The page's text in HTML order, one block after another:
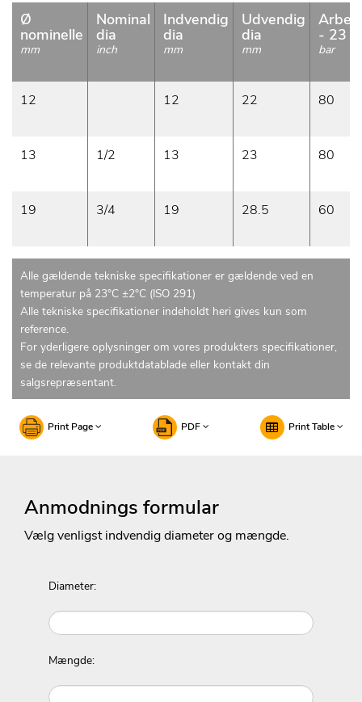
Ø
nominelle
mm
Nominal
dia
inch
Indvendig
dia
mm
Udvendig
dia
mm
- 23
bar
12 12 22 80
13 1/2 13 23 80
19 3/4 19 28.5 60
Alle gældende tekniske specifikationer er gældende ved en
temperatur på 23°C ±2°C (ISO 291)
Alle tekniske specifikationer indeholdt heri gives kun som
reference.
For yderligere oplysninger om vores produkters specifikationer,
se de relevante produktdatablade eller kontakt din
salgsrepræsentant.
Print Page PDF Print Table
Anmodnings formular
Vælg venligst indvendig diameter og mængde.
Diameter:
Mængde: